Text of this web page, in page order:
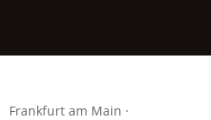
Frankfurt am Main ·